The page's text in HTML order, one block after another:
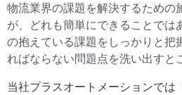
物流業界の課題を解決するための
が、どれも簡単にできることでは
の抱えている課題をしっかりと把
ればならない問題点を洗い出すと
当社プラスオートメーションでは